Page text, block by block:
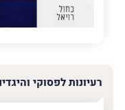
רעיונות לפסוקי